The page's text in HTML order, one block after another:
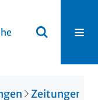
Zeitungen